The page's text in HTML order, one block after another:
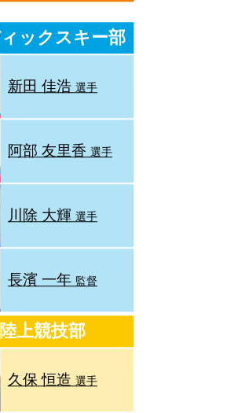
ックスキー部
新田 佳浩選手
阿部 友里香 選手
川除 大輝 選手
長濱 一年 監督
上競技部
久保 恒造 選手